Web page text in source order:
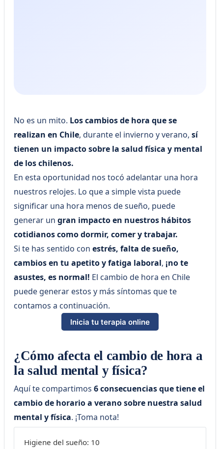
No es un mito. Los cambios de hora que se
realizan en Chile, durante el invierno y verano,sí
tienen un impacto sobre la salud física y mental
de los chilenos.
En esta oportunidad nos tocó adelantar una hora
nuestros relojes. Lo que a simple vista puede
significar una hora menos de sueño, puede
generar un gran impacto en nuestros hábitos
cotidianos como dormir, comer y trabajar.
Si te has sentido conestrés, falta de sueño,
cambios en tu apetito y fatiga laboral, ¡no te
asustes, es normal! El cambio de hora en Chile
puede generar estos y más síntomas que te
contamos a continuación.
Inicia tu terapia online
¿Cómo afecta el cambio de hora a
la salud mental y física?
Aquí te compartimos6 consecuencias que tiene el
cambio de horario a verano sobre nuestra salud
mental y física. ¡Toma nota!
Higiene del sueño: 10